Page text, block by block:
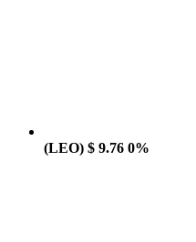
(LEO) $ 9.76 0%